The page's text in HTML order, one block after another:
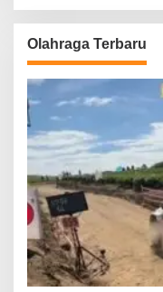
Olahraga Terbaru